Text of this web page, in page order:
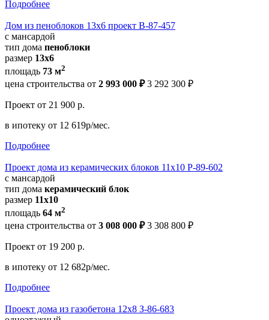
Подробнее
Дом из пеноблоков 13х6 проект В-87-457
с мансардой
тип дома пеноблоки
размер 13х6
площадь 73 м2
цена строительства от 2 993 000 ₽ 3 292 300 ₽
Проект от 21 900 р.
в ипотеку от 12 619р/мес.
Подробнее
Проект дома из керамических блоков 11х10 Р-89-602
с мансардой
тип дома керамический блок
размер 11х10
площадь 64 м2
цена строительства от 3 008 000 ₽ 3 308 800 ₽
Проект от 19 200 р.
в ипотеку от 12 682р/мес.
Подробнее
Проект дома из газобетона 12х8 З-86-683